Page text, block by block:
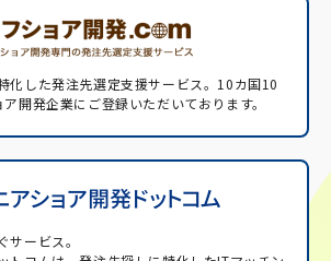
化した発注先選定支援サービス。 10カ国10
開発企業にご登録いただいております。
サービス。